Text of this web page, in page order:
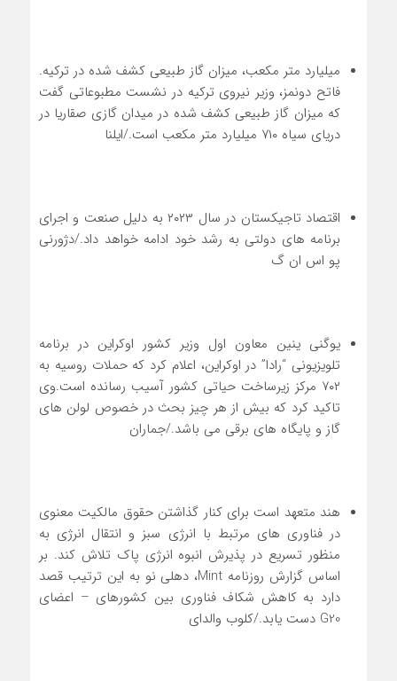
میلیارد متر مکعب، میزان گاز طبیعی کشف شده در ترکیه.
فاتح دونمز، وزیر نیروی ترکیه در نشست مطبوعاتی گفت
که میزان گاز طبیعی کشف شده در میدان گازی صقاریا در
دریای سیاه ۷۱۰ میلیارد متر مکعب است./ایلنا
اقتصاد تاجیکستان در سال ۲۰۲۳ به دلیل صنعت و اجرای
برنامه های دولتی به رشد خود ادامه خواهد داد./دژورنی
پو اس ان گ
یوگنی ینین معاون اول وزیر کشور اوکراین در برنامه
تلویزیونی “رادا” در اوکراین، اعلام کرد که حملات روسیه به
۷۰۲ مرکز زیرساخت حیاتی کشور آسیب رسانده است.وی
تاکید کرد که بیش از هر چیز بحث در خصوص لولن های
گاز و پایگاه های برقی می باشد./جماران
هند متعهد است برای کنار گذاشتن حقوق مالکیت معنوی
در فناوری های مرتبط با انرژی سبز و انتقال انرژی به
منظور تسریع در پذیرش انبوه انرژی پاک تلاش کند. بر
اساس گزارش روزنامه Mint، دهلی نو به این ترتیب قصد
دارد به کاهش شکاف فناوری بین کشورهای – اعضای
G20 دست یابد./کلوب والدای